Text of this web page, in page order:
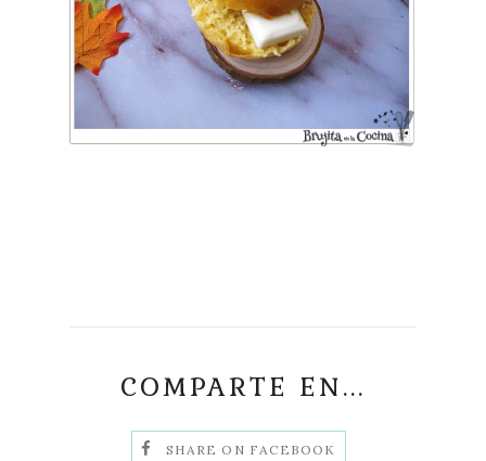
COMPARTE EN...
SHARE ON FACEBOOK